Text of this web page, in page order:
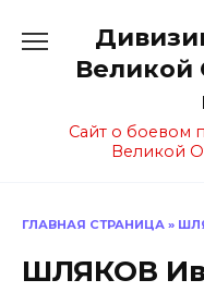
содержаниюВеликой
Сайт о боевом
Великой
ГЛАВНАЯ СТРАНИЦА »
ШЛЯКОВ